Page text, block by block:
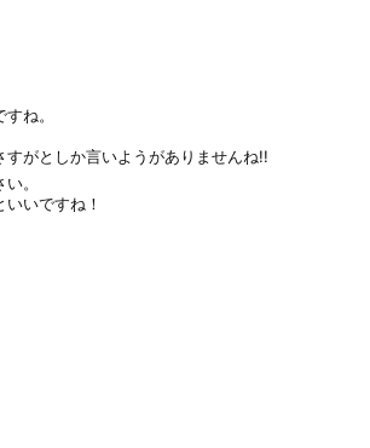
ね。
がとしか言いようがありませんね!!
。
いですね！